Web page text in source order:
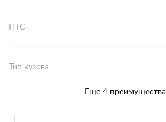
ПТС
Тип кузова
Еще 4 преимущества